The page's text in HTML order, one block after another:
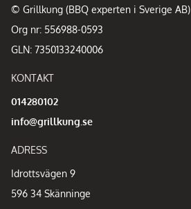
© Grillkung (BBQ experten i Sverige AB)
Org nr: 556988-0593
GLN: 7350133240006
KONTAKT
014280102
info@grillkung.se
ADRESS
Idrottsvägen 9
596 34 Skänninge